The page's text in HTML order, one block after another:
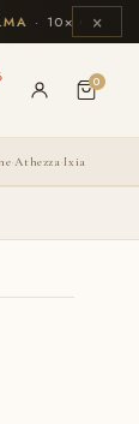
CB JUSQU'À
×
0
· Athezza · Ixia